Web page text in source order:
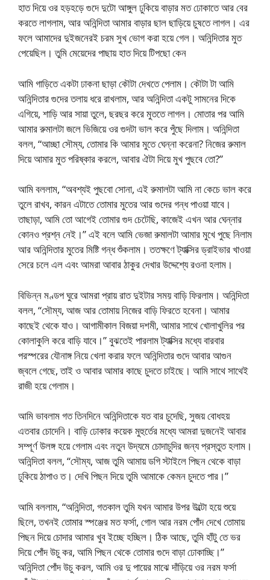
হাত দিয়ে ওর হড়হড়ে গুদে দুটো আঙ্গুল ঢুকিয়ে বাড়ার মত ঢোকাতে আর বের
করতে লাগলাম, আর অনিন্দিতা আমার বাড়ার ছাল ছাড়িয়ে চুষতে লাগল। এর
ফলে আমাদের দুইজনেরই চরম সুখ ভোগ করা হয়ে গেল। অনিন্দিতার মুত
পেয়েছিল। তুমি মেয়েদের পাছায় হাত দিয়ে টিপছো কেন
আমি গাড়িতে একটা ঢাকনা ছাড়া কৌটা দেখতে পেলাম। কৌটা টা আমি
অনিন্দিতার গুদের তলায় ধরে রাখলাম, আর অনিন্দিতা একটু সামনের দিকে
এগিয়ে, শাড়ি আর সায়া তুলে, ছরছর করে মুততে লাগল। মোতার পর আমি
আমার রুমালটা জলে ভিজিয়ে ওর গুদটা ভাল করে পুঁছে দিলাম। অনিন্দিতা
বলল, “আচ্ছা সৌম্য, তোমার কি আমার মুতে ঘেন্না করেনা? নিজের রুমাল
দিয়ে আমার মুত পরিষ্কার করলে, আবার ঐটা দিয়ে মুখ পুছবে তো?”
আমি বললাম, “অবশ্যই পুছবো সোনা, এই রুমালটা আমি না কেচে ভাল করে
তুলে রাখব, কারন এটাতে তোমার মুতের আর গুদের গন্ধ পাওয়া যাবে।
তাছাড়া, আমি তো আগেই তোমার গুদ চেটেছি, কাজেই এখন আর ঘেন্নার
কোনও প্রশ্ন নেই।” এই বলে আমি ভেজা রুমালটা আমার মুখে পুছে নিলাম
আর অনিন্দিতার মুতের মিষ্টি গন্ধ শুঁকলাম। ততক্ষণে ট্যাক্সির ড্রাইভার খাওয়া
সেরে চলে এল এবং আমরা আবার ঠাকুর দেখার উদ্দেশ্যে রওনা হলাম।
বিভিন্ন মণ্ডপ ঘুরে আমরা প্রায় রাত দুইটার সময় বাড়ি ফিরলাম। অনিন্দিতা
বলল, “সৌম্য, আজ আর তোমায় নিজের বাড়ি ফিরতে হবেনা। আমার
কাছেই থেকে যাও। আগামীকাল বিজয়া দশমী, আমার সাথে খোলাখুলির পর
কোলাকুলি করে বাড়ি যাবে।” বুঝতেই পারলাম ট্যাক্সির মধ্যে বারবার
পরস্পরের যৌনাঙ্গ নিয়ে খেলা করার ফলে অনিন্দিতার গুদে আবার আগুন
জ্বলে গেছে, তাই ও আবার আমার কাছে চুদতে চাইছে। আমি সাথে সাথেই
রাজী হয়ে গেলাম।
আমি ভাবলাম গত তিনদিনে অনিন্দিতাকে যত বার চুদেছি, সুজয় বোধহয়
এতবার চোদেনি। বাড়ি ঢোকার কয়েক মুহুর্তের মধ্যে আমরা দুজনেই আবার
সম্পূর্ণ উলঙ্গ হয়ে গেলাম এবং নতুন উদ্যমে চোদাচুদির জন্য প্রস্তুত হলাম।
অনিন্দিতা বলল, “সৌম্য, আজ তুমি আমায় ডগি স্টাইলে পিছন থেকে বাড়া
ঢুকিয়ে ঠাপাও ত। দেখি পিছন দিয়ে তুমি আমাকে কেমন চুদতে পার।”
আমি বললাম, “অনিন্দিতা, গতকাল তুমি যখন আমার উপর উল্টো হয়ে শুয়ে
ছিলে, তখনই তোমার স্পঞ্জের মত ফর্সা, গোল আর নরম পোঁদ দেখে তোমায়
পিছন দিয়ে চোদার আমার খুব ইচ্ছে হচ্ছিল। ঠিক আছে, তুমি হাঁটু তে ভর
দিয়ে পোঁদ উচু কর, আমি পিছন থেকে তোমার গুদে বাড়া ঢোকাচ্ছি।”
অনিন্দিতা পোঁদ উচু করল, আমি ওর দু পায়ের মাঝে দাঁড়িয়ে ওর নরম ফর্সা